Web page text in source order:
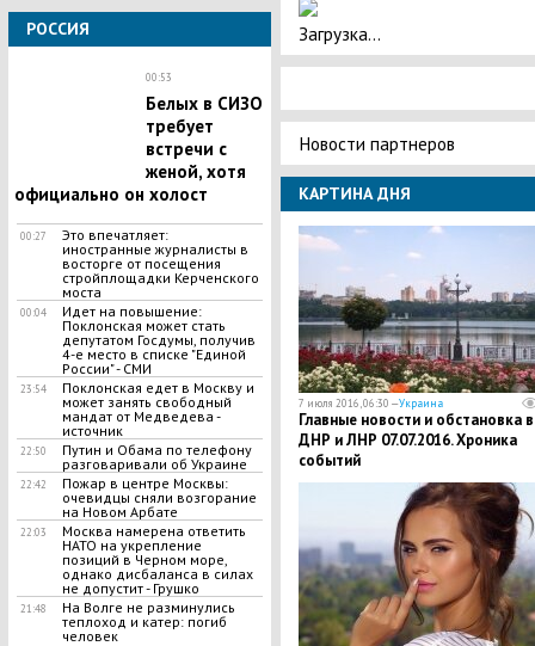
РОССИЯ
00:53
Белых в СИЗО
требует
встречи с
женой, хотя
официально он холост
00:27
Это впечатляет:
иностранные журналисты в
восторге от посещения
стройплощадки Керченского
моста
00:04
Идет на повышение:
Поклонская может стать
депутатом Госдумы, получив
4-е место в списке "Единой
России" - СМИ
23:54
Поклонская едет в Москву и
может занять свободный
мандат от Медведева -
источник
22:50
Путин и Обама по телефону
разговаривали об Украине
22:42
Пожар в центре Москвы:
очевидцы сняли возгорание
на Новом Арбате
22:03
Москва намерена ответить
НАТО на укрепление
позиций в Черном море,
однако дисбаланса в силах
не допустит - Грушко
21:48
На Волге не разминулись
теплоход и катер: погиб
человек
Загрузка...
Новости партнеров
КАРТИНА ДНЯ
7 июля 2016, 06:30 —Украина
Главные новости и обстановка в
ДНР и ЛНР 07.07.2016. Хроника
событий